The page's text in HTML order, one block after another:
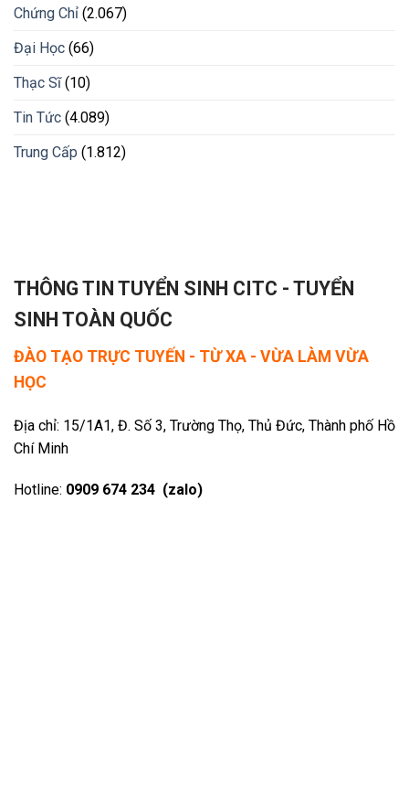
Chứng Chỉ (2.067)
Đại Học (66)
Thạc Sĩ(10)
Tin Tức (4.089)
Trung Cấp (1.812)
THÔNG TIN TUYỂN SINH CITC - TUYỂN
SINH TOÀN QUỐC
ĐÀO TẠO TRỰC TUYẾN - TỪ XA - VỪA LÀM VỪA
HỌC
Địa chỉ: 15/1A1, Đ. Số 3, Trường Thọ, Thủ Đức, Thành phố Hồ
Chí Minh
Hotline: 0909 674 234 (zalo)